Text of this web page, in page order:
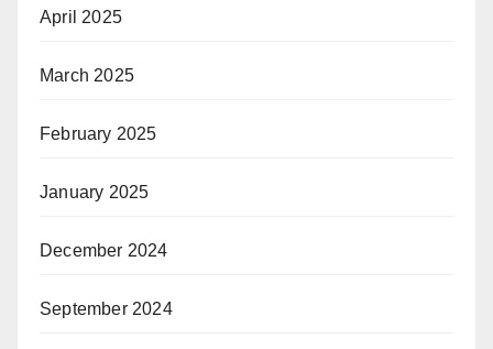
April 2025
March 2025
February 2025
January 2025
December 2024
September 2024